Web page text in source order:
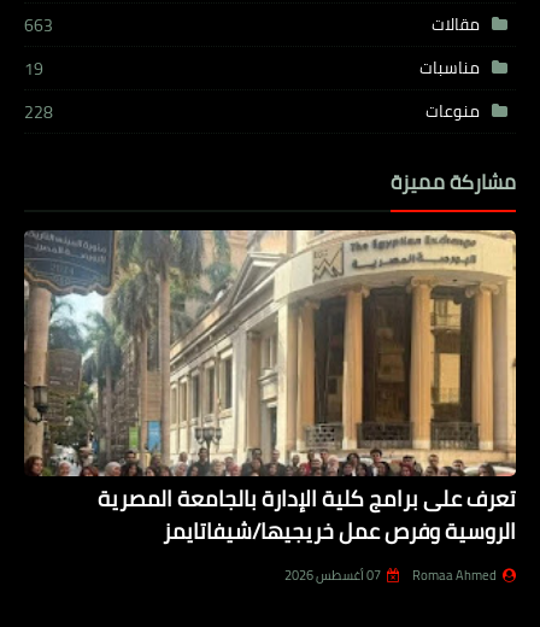
مقالات
663
مناسبات
19
منوعات
228
مشاركة مميزة
تعرف على برامج كلية الإدارة بالجامعة المصرية
الروسية وفرص عمل خريجيها/شيفاتايمز
Romaa Ahmed 07 أغسطس 2026